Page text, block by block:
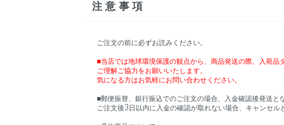
注意事項
ご注文の前に必ずお読みください。
■当店では地球環境保護の観点から、商品発送の際、入荷品
ご理解ご協力をお願いいたします。
気になる方はお気軽にお問い合わせください。
■郵便振替、銀行振込でのご注文の場合、入金確認後発送と
ご注文後3日以内に入金の確認が取れない場合、キャンセル